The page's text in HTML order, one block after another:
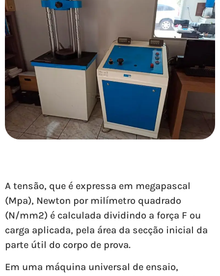
A tensão, que é expressa em megapascal
(Mpa), Newton por milímetro quadrado
(N/mm2) é calculada dividindo a força F ou
carga aplicada, pela área da secção inicial da
parte útil do corpo de prova.
Em uma máquina universal de ensaio,